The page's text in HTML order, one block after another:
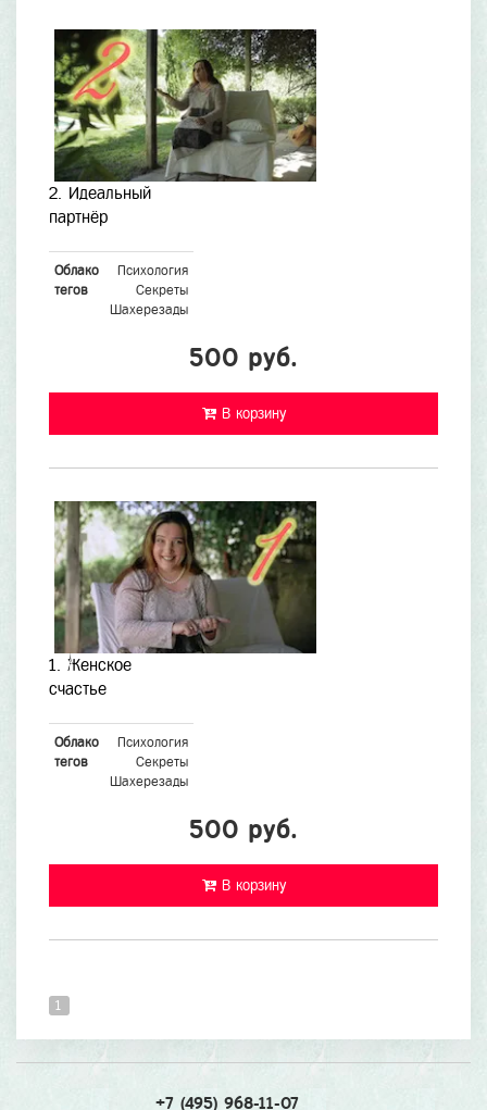
2. Идеальный
партнёр
Облако
тегов
Психология
Секреты
Шахерезады
500 руб.
В корзину
1. Женское
счастье
Облако
тегов
Психология
Секреты
Шахерезады
500 руб.
В корзину
1
+7 (495) 968-11-07